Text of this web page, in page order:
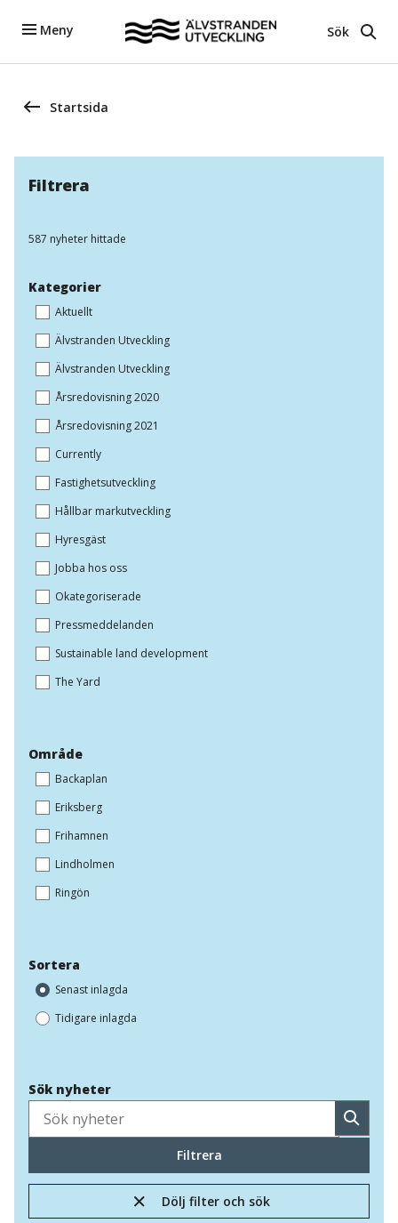
Meny Sök
Startsida
Filtrera
587 nyheter hittade
Kategorier
Aktuellt
Älvstranden Utveckling
Älvstranden Utveckling
Årsredovisning 2020
Årsredovisning 2021
Currently
Fastighetsutveckling
Hållbar markutveckling
Hyresgäst
Jobba hos oss
Okategoriserade
Pressmeddelanden
Sustainable land development
The Yard
Område
Backaplan
Eriksberg
Frihamnen
Lindholmen
Ringön
Sortera
Senast inlagda
Tidigare inlagda
Sök nyheter
Sök
Filtrera
Dölj filter och sök